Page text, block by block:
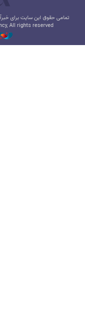
تمامی حقوق این سایت برای
All rights reserved